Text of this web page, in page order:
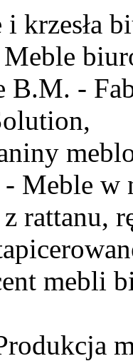
krzesła
B.M. -
Meble w
rattanu,
mebli